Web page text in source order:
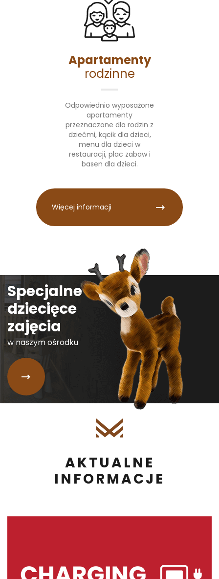
Apartamenty
rodzinne
Odpowiednio wyposażone
apartamenty
przeznaczone dla rodzin z
dziećmi, kącik dla dzieci,
menu dla dzieci w
restauracji, plac zabaw i
basen dla dzieci.
Więcej informacji
Specjalne
dziecięce
zajęcia
w naszym ośrodku
AKTUALNE
INFORMACJE